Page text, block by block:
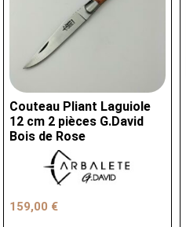
Couteau Pliant Laguiole
12 cm 2 pièces G.David
Bois de Rose
159,00 €